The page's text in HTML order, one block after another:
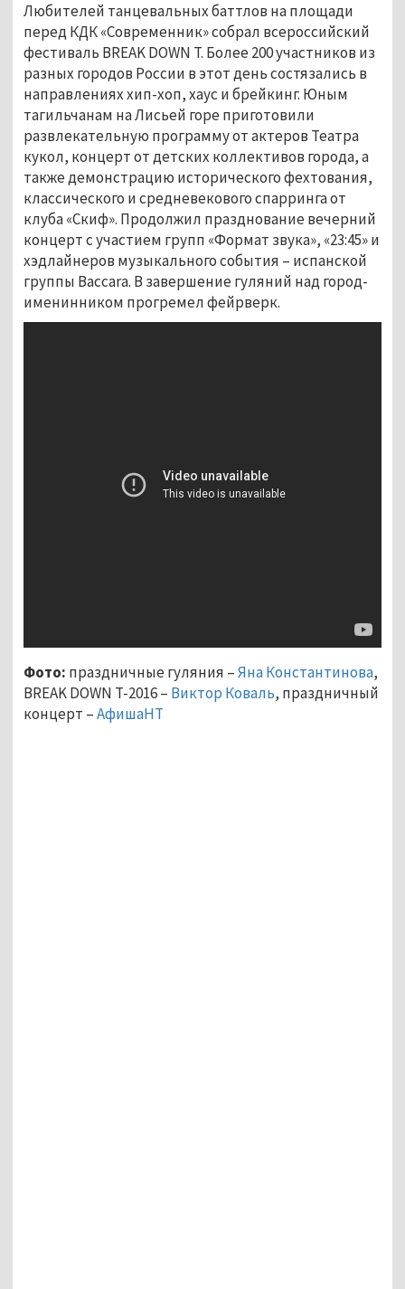
Любителей танцевальных баттлов на площади
перед КДК «Современник» собрал всероссийский
фестиваль BREAK DOWN T. Более 200 участников из
разных городов России в этот день состязались в
направлениях хип-хоп, хаус и брейкинг. Юным
тагильчанам на Лисьей горе приготовили
развлекательную программу от актеров Театра
кукол, концерт от детских коллективов города, а
также демонстрацию исторического фехтования,
классического и средневекового спарринга от
клуба «Скиф». Продолжил празднование вечерний
концерт с участием групп «Формат звука», «23:45» и
хэдлайнеров музыкального события – испанской
группы Baccara. В завершение гуляний над город-
именинником прогремел фейрверк.
Фото: праздничные гуляния –Яна Константинова,
BREAK DOWN T-2016 – Виктор Коваль, праздничный
концерт –АфишаНТ